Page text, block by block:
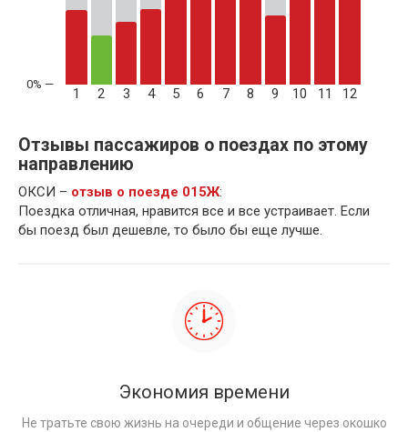
1 2 3 4 5 6 7 8 9 10 11 12
Отзывы пассажиров о поездах по этому
направлению
ОКСИ – отзыв о поезде 015Ж:
Поездка отличная, нравится все и все устраивает. Если
бы поезд был дешевле, то было бы еще лучше.
Экономия времени
Не тратьте свою жизнь на очереди и общение через окошко